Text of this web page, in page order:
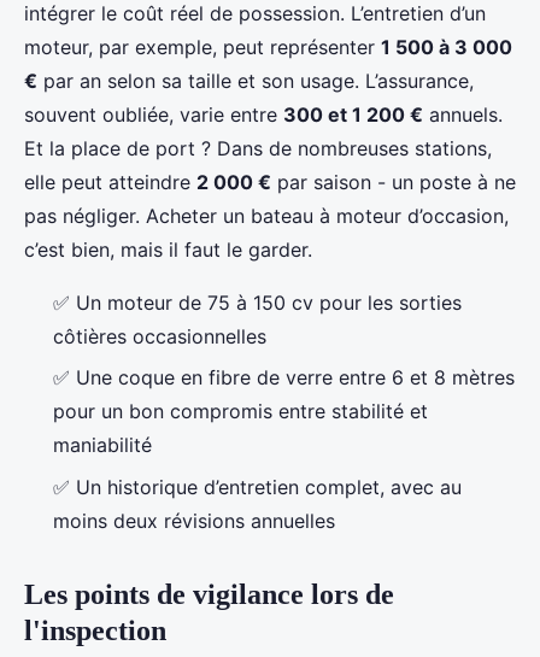
intégrer le coût réel de possession. L’entretien d’un
moteur, par exemple, peut représenter 1 500 à 3 000
€ par an selon sa taille et son usage. L’assurance,
souvent oubliée, varie entre 300 et 1 200 € annuels.
Et la place de port ? Dans de nombreuses stations,
elle peut atteindre 2 000 € par saison - un poste à ne
pas négliger. Acheter un bateau à moteur d’occasion,
c’est bien, mais il faut le garder.
✅ Un moteur de 75 à 150 cv pour les sorties
côtières occasionnelles
✅ Une coque en fibre de verre entre 6 et 8 mètres
pour un bon compromis entre stabilité et
maniabilité
✅ Un historique d’entretien complet, avec au
moins deux révisions annuelles
Les points de vigilance lors de
l'inspection